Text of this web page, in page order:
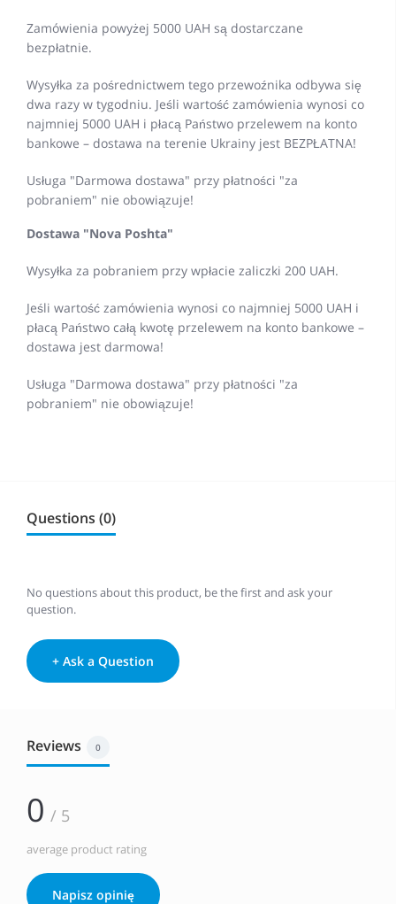
Zamówienia powyżej 5000 UAH są dostarczane
bezpłatnie.
Wysyłka za pośrednictwem tego przewoźnika odbywa się
dwa razy w tygodniu. Jeśli wartość zamówienia wynosi co
najmniej 5000 UAH i płacą Państwo przelewem na konto
bankowe – dostawa na terenie Ukrainy jest BEZPŁATNA!
Usługa "Darmowa dostawa" przy płatności "za
pobraniem" nie obowiązuje!
Dostawa "Nova Poshta"
Wysyłka za pobraniem przy wpłacie zaliczki 200 UAH.
Jeśli wartość zamówienia wynosi co najmniej 5000 UAH i
płacą Państwo całą kwotę przelewem na konto bankowe –
dostawa jest darmowa!
Usługa "Darmowa dostawa" przy płatności "za
pobraniem" nie obowiązuje!
Questions (0)
No questions about this product, be the first and ask your
question.
+ Ask a Question
Reviews 0
0 / 5
average product rating
Napisz opinię